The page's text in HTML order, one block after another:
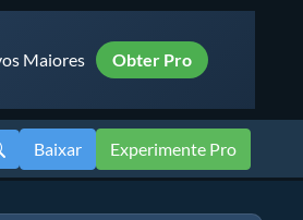
Maiores Obter Pro
Baixar Experimente Pro